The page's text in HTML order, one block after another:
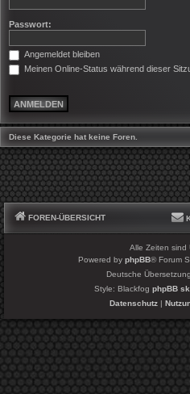
Passwort:
Angemeldet bleiben
Meinen Online-Status während dieser
Diese Kategorie hat keine Foren.
FOREN-ÜBERSICHT
Alle Zeiten sind
Powered by phpBB® Forum
Deutsche
Style: Blackfog phpBB
Datenschutz|